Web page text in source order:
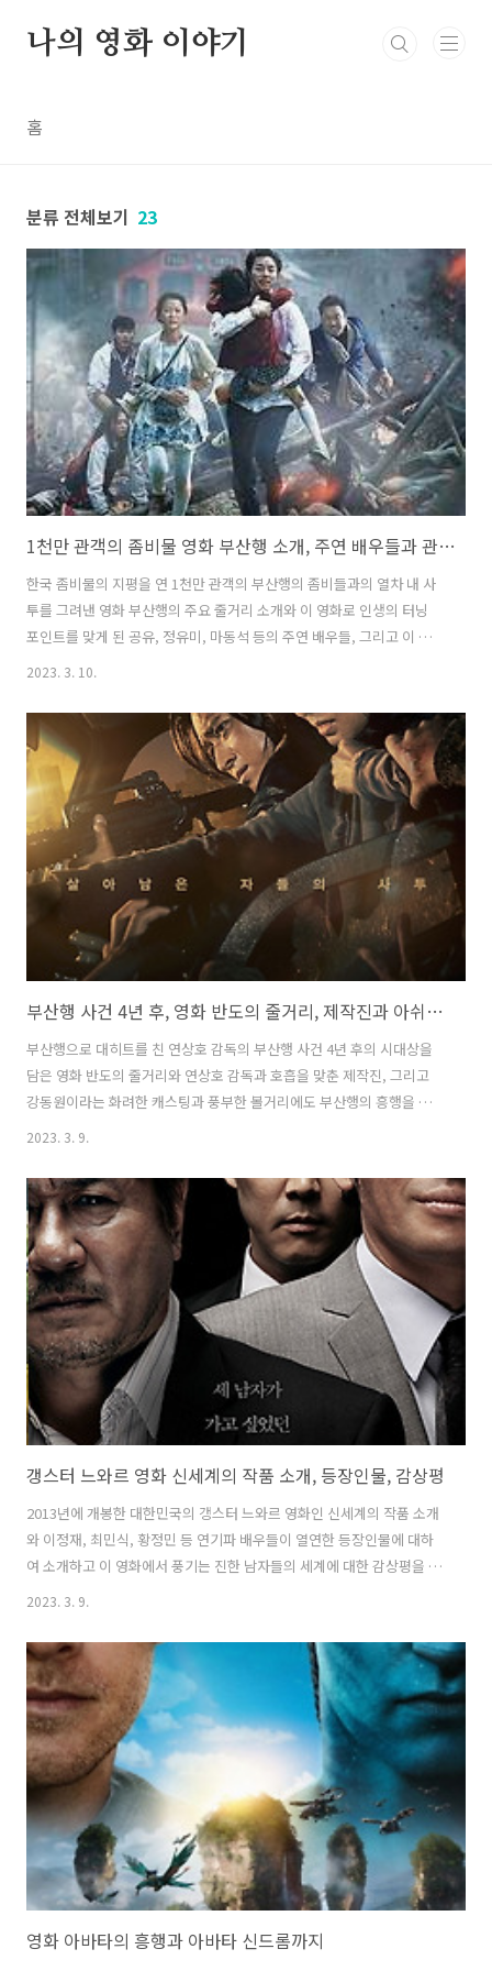
나의 영화 이야기
홈
분류 전체보기 23
1천만 관객의 좀비물 영화 부산행 소개, 주연 배우들과 관전 포인트
한국 좀비물의 지평을 연 1천만 관객의 부산행의 좀비들과의 열차 내 사
투를 그려낸 영화 부산행의 주요 줄거리 소개와 이 영화로 인생의 터닝
포인트를 맞게 된 공유, 정유미, 마동석 등의 주연 배우들, 그리고 이 영
화의 흥행실적과 한국 사회 대중문화에 미친 영향 등의 관점 포인트를 소
포인트 1천만 관객의 영화 부산행 소개 부산행은 연상호 감독의 2016년
대한민국 좀비 스릴러입니다. 영화는 워커홀릭 펀드매니저 석우(공유)와
그의 어린 딸 수안(김수안)이 서울에서 부산으로 가는 기차를 타기 위해
준비하는 것으로 시작합니다. 수안은 아버지가 너무 바빠서 연주회에 참
석하지 못하는 것에 실망하고, 석우는 수안을 데리고 부산에 있는 어머니
를 만..
2023. 3. 10.
부산행 사건 4년 후, 영화 반도의 줄거리, 제작진과 아쉬웠던 점
부산행으로 대히트를 친 연상호 감독의 부산행 사건 4년 후의 시대상을
담은 영화 반도의 줄거리와 연상호 감독과 호흡을 맞춘 제작진, 그리고
강동원이라는 화려한 캐스팅과 풍부한 볼거리에도 부산행의 흥행을 넘
지 못한 아쉬웠던 점에 대하여 정리하였습니다. 부산행 사건 4년 후, 영
줄거리 반도는 좀비 발발로 한반도 대부분이 파괴되고 많은 사람들이 피
난을 떠나야 했던 부산행 사건 이후 4년 후를 배경으로 합니다. 영화는 매
부, 조카와 함께 홍콩에 거주하는 전직 군인 정석(강동원 분)의 이야기입
니다. 정석은 발병 당시 자신의 과거 경험에 괴로워하고 남한에 누나와
조카를 두고 온 죄책감을 느낍니다. 그는 반도의 감염 지역에 버려진 돈
으로 가득 ..
2023. 3. 9.
갱스터 느와르 영화 신세계의 작품 소개, 등장인물, 감상평
2013년에 개봉한 대한민국의 갱스터 느와르 영화인 신세계의 작품 소개
와 이정재, 최민식, 황정민 등 연기파 배우들이 열연한 등장인물에 대하
여 소개하고 이 영화에서 풍기는 진한 남자들의 세계에 대한 감상평을 작
성하였습니다. 한국의 대표적인 갱스터 느와르 영화 신세계의 작품 소개,
으로 한 범죄 스릴러 영화입니다. 이정재가 연기하는 이자성이라는 이름
의 잠복 경찰이 골드문 범죄 조직에 잠입하는 과정을 나타냅니다. 조직에
더 깊이 파고들면서 그는 자신의 충성심과 행동의 도덕성에 의문을 품기
시작하는 것이 영화의 큰 시작입니다. 영화는 박훈정 감독이 연출을 맡았
으며 최민식과 황정민을 포함한 인상적인 출연진들이 등장합니다. 줄거
리는 복잡하고 매력..
2023. 3. 9.
영화 아바타의 흥행과 아바타 신드롬까지